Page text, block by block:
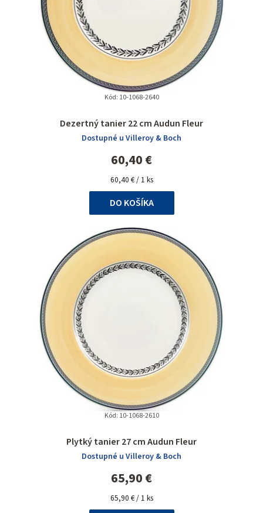
Dezertný tanier 22 cm Audun Fleur
Dostupné u Villeroy & Boch
60,40 €
Jednotková
cena:
60,40 € / 1 ks
DO KOŠÍKA
Kód: 10-1068-2640
Plytký tanier 27 cm Audun Fleur
Dostupné u Villeroy & Boch
65,90 €
Jednotková
cena:
65,90 € / 1 ks
Kód: 10-1068-2610